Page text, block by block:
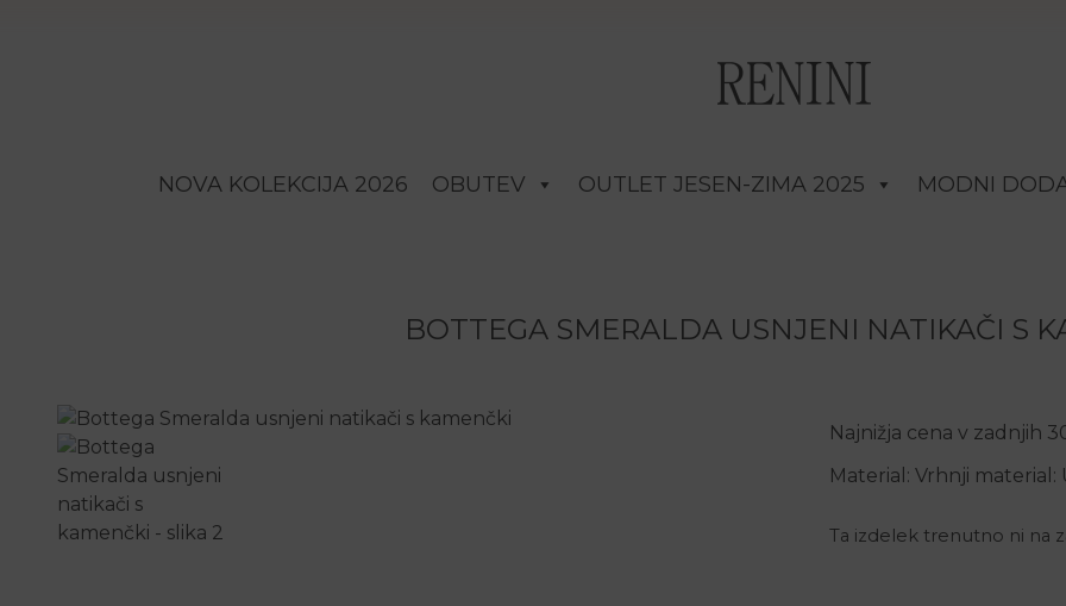
NOVA KOLEKCIJA 2026 OBUTEV OUTLET JESEN-ZIMA 2025 MODNI
BOTTEGA SMERALDA USNJENI NATIKAČI S
Najnižja cena v zadnjih
Material: Vrhnji material:
Ta izdelek trenutno ni na